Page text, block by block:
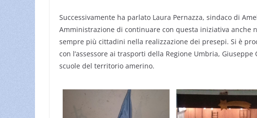
Successivamente ha parlato Laura Pernazza, sindaco di
Amministrazione di continuare con questa iniziativa anche
sempre più cittadini nella realizzazione dei presepi. Si è
con l’assessore ai trasporti della Regione Umbria,
scuole del territorio amerino.